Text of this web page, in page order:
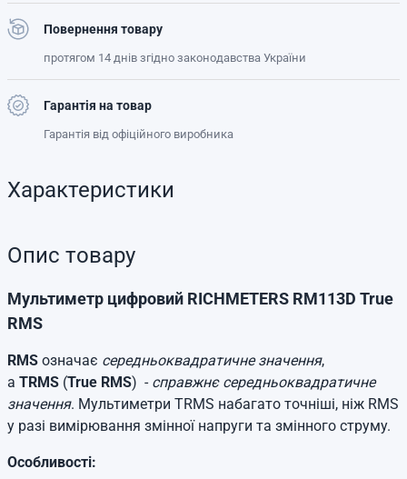
Повернення товару
протягом 14 днів згідно законодавства України
Гарантія на товар
Гарантія від офіційного виробника
Характеристики
Опис товару
Мультиметр цифровий RICHMETERS RM113D True
RMS
RMS означає середньоквадратичне значення,
а TRMS (True RMS) - справжнє середньоквадратичне
значення. Мультиметри TRMS набагато точніші, ніж RMS
у разі вимірювання змінної напруги та змінного струму.
Особливості: